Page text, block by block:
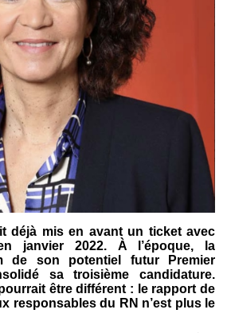
déjà mis en avant un ticket avec
janvier 2022. À l’époque, la
de son potentiel futur Premier
sa troisième candidature.
être différent : le rapport de
responsables du RN n’est plus le